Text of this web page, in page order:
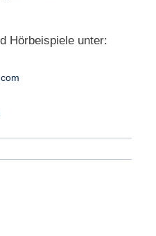
Hörbeispiele unter: